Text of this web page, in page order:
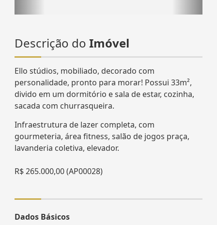
Descrição do Imóvel
Ello stúdios, mobiliado, decorado com
personalidade, pronto para morar! Possui 33m²,
divido em um dormitório e sala de estar, cozinha,
sacada com churrasqueira.
Infraestrutura de lazer completa, com
gourmeteria, área fitness, salão de jogos praça,
lavanderia coletiva, elevador.
R$ 265.000,00 (AP00028)
Dados Básicos